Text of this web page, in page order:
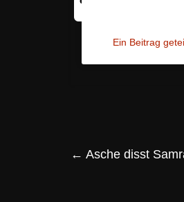
Ein Beitrag
← Asche disst